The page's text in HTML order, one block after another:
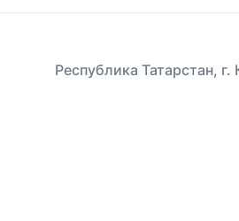
Республика Татарстан,